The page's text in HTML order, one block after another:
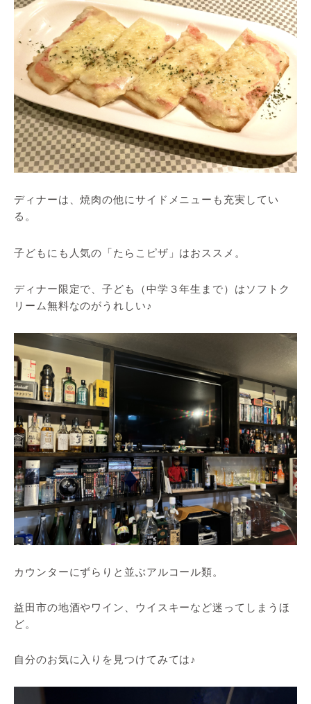
ディナーは、焼肉の他にサイドメニューも充実してい
る。
子どもにも人気の「たらこピザ」はおススメ。
ディナー限定で、子ども（中学３年生まで）はソフトク
リーム無料なのがうれしい♪
カウンターにずらりと並ぶアルコール類。
益田市の地酒やワイン、ウイスキーなど迷ってしまうほ
ど。
自分のお気に入りを見つけてみては♪